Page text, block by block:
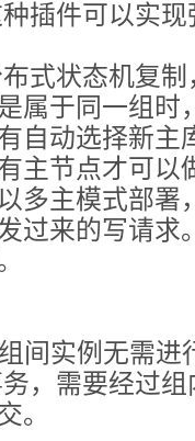
插件可以实
式状态机复
属于同一组时
自动选择新主
主节点才可以
多主模式部署
过来的写请求
间实例无需
，需要经过
。